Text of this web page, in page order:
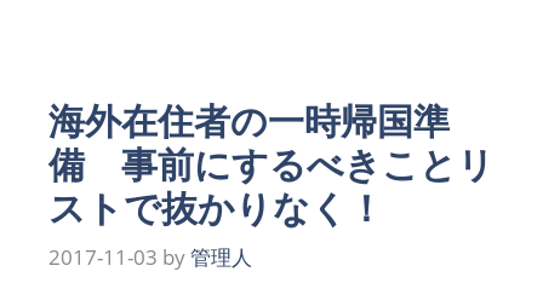
海外在住者の一時帰国準
備 事前にするべきことリ
ストで抜かりなく！
2017-11-03 by管理人